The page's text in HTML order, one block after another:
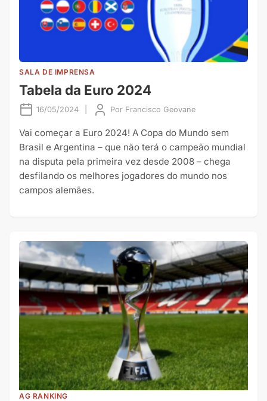
SALA DE IMPRENSA
Tabela da Euro 2024
16/05/2024 Por Francisco Geovane
Vai começar a Euro 2024! A Copa do Mundo sem
Brasil e Argentina – que não terá o campeão mundial
na disputa pela primeira vez desde 2008 – chega
desfilando os melhores jogadores do mundo nos
campos alemães.
AG RANKING